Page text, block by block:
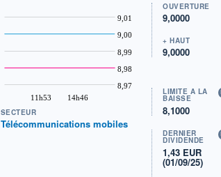
11h53 14h46
8,97
8,98
8,99
9,00
9,01
SECTEUR
Télécommunications mobiles
OUVERTURE
9,0000
+ HAUT
9,0000
LIMITE À LA
BAISSE
8,1000
DERNIER
DIVIDENDE
1,43 EUR
(01/09/25)